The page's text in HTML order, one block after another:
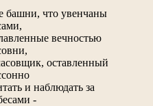
башни, что увенчаны
вечностью
оставленный
и наблюдать за
-